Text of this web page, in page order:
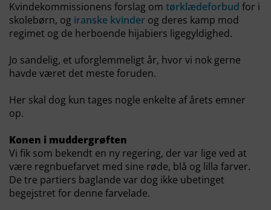
Kvindekommissionens forslag om tørklædeforbud for i
skolebørn, og iranske kvinder og deres kamp mod
regimet og de herboende hijabiers ligegyldighed.
Jo sandelig, et uforglemmeligt år, hvor vi nok gerne
havde været det meste foruden.
Her skal dog kun tages nogle enkelte af årets emner
op.
Konen i muddergrøften
Vi fik som bekendt en ny regering, der var lige ved at
være regnbuefarvet med sine røde, blå og lilla farver.
De tre partiers baglande var dog ikke ubetinget
begejstret for denne farvelade.